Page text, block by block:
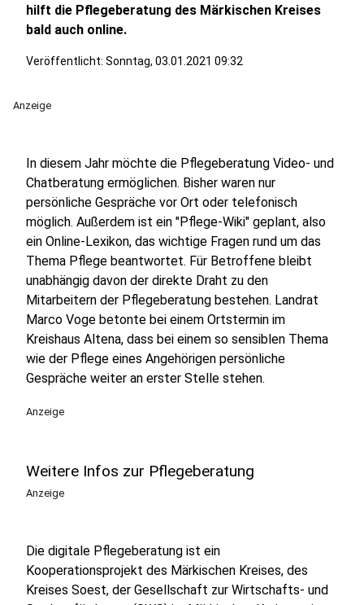
hilft die Pflegeberatung des Märkischen Kreises
bald auch online.
Veröffentlicht: Sonntag, 03.01.2021 09:32
Anzeige
In diesem Jahr möchte die Pflegeberatung Video- und
Chatberatung ermöglichen. Bisher waren nur
persönliche Gespräche vor Ort oder telefonisch
möglich. Außerdem ist ein "Pflege-Wiki" geplant, also
ein Online-Lexikon, das wichtige Fragen rund um das
Thema Pflege beantwortet. Für Betroffene bleibt
unabhängig davon der direkte Draht zu den
Mitarbeitern der Pflegeberatung bestehen. Landrat
Marco Voge betonte bei einem Ortstermin im
Kreishaus Altena, dass bei einem so sensiblen Thema
wie der Pflege eines Angehörigen persönliche
Gespräche weiter an erster Stelle stehen.
Anzeige
Weitere Infos zur Pflegeberatung
Anzeige
Die digitale Pflegeberatung ist ein
Kooperationsprojekt des Märkischen Kreises, des
Kreises Soest, der Gesellschaft zur Wirtschafts- und